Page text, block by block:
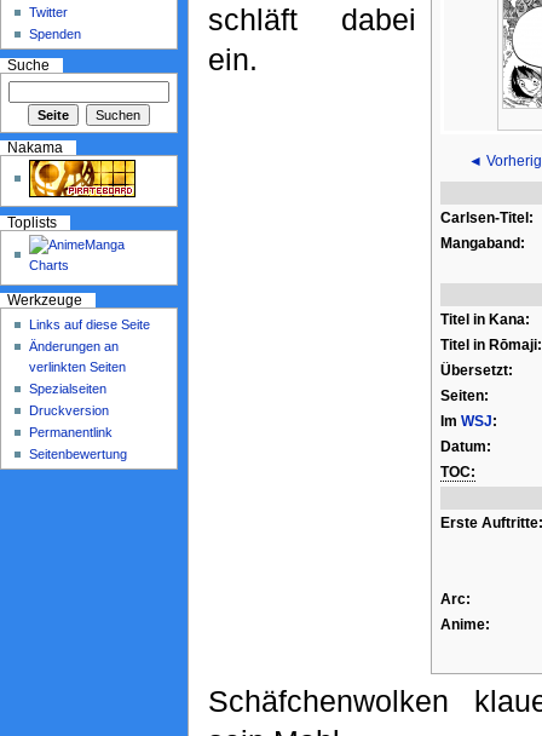
◄
Carlsen-Titel:
Mangaband:
Titel in Kana:
Titel in Rōmaji:
Übersetzt:
Seiten:
Im WSJ:
Datum:
TOC:
Erste Auftritte:
Arc:
Anime:
schläft dabei
ein.
Schäfchenwolken
Twitter
Spenden
Suche
Nakama
Toplists
Werkzeuge
Links auf diese Seite
Änderungen an
verlinkten Seiten
Spezialseiten
Druckversion
Permanentlink
Seitenbewertung